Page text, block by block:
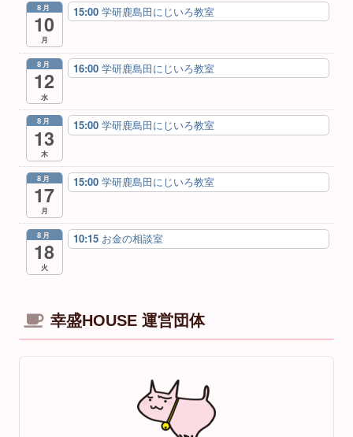
8月
10
月
15:00 学研鹿島田にじいろ教室
8月
12
水
16:00 学研鹿島田にじいろ教室
8月
13
木
15:00 学研鹿島田にじいろ教室
8月
17
月
15:00 学研鹿島田にじいろ教室
8月
18
火
10:15 お金の相談室
幸盛HOUSE 運営団体